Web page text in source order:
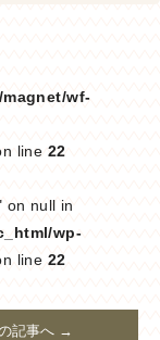
magnet/wf-
line 22
on null in
wp-
line 22
記事へ →